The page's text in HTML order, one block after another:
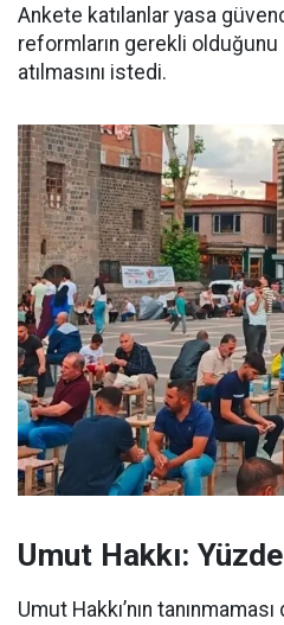
Ankete katılanlar yasa
reformların gerekli olduğunu
atılmasını istedi.
Umut Hakkı:
Umut Hakkı’nın